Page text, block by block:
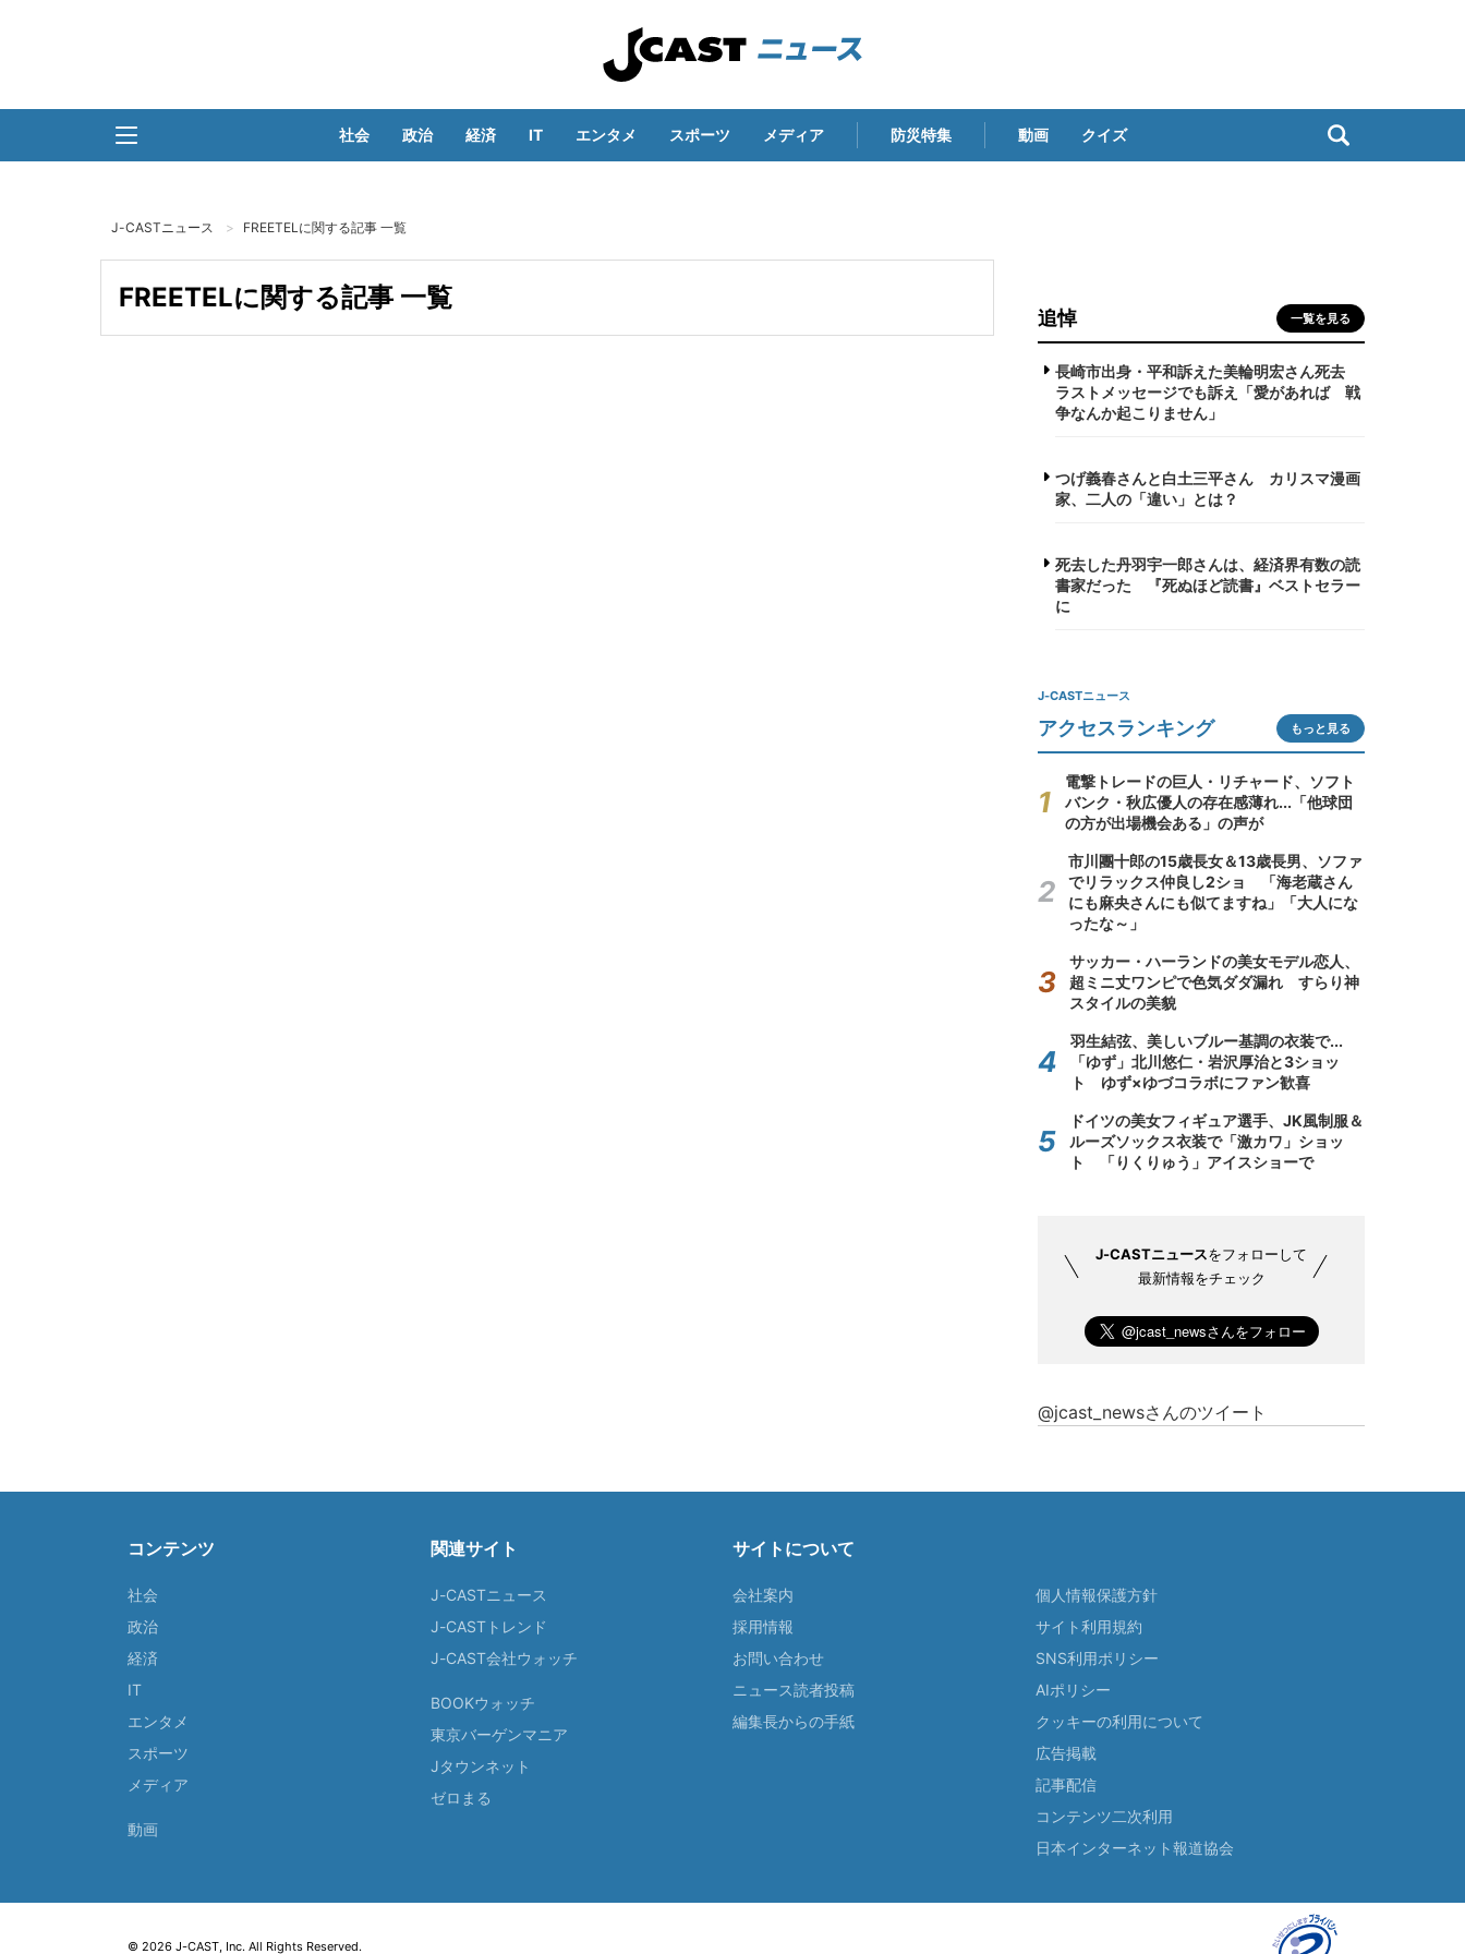
社会 政治 経済 IT エンタメ スポーツ メディア 防災特集 動画 クイズ
J-CASTニュース FREETELに関する記事 一覧
FREETELに関する記事 一覧
追悼 一覧を見る
長崎市出身・平和訴えた美輪明宏さん死去
ラストメッセージでも訴え「愛があれば 戦
争なんか起こりません」
つげ義春さんと白土三平さん カリスマ漫画
家、二人の「違い」とは？
死去した丹羽宇一郎さんは、経済界有数の読
書家だった 『死ぬほど読書』ベストセラー
に
J-CASTニュース
アクセスランキング もっと見る
電撃トレードの巨人・リチャード、ソフト
バンク・秋広優人の存在感薄れ...「他球団
の方が出場機会ある」の声が
市川團十郎の15歳長女＆13歳長男、ソファ
でリラックス仲良し2ショ 「海老蔵さん
にも麻央さんにも似てますね」「大人にな
ったな～」
サッカー・ハーランドの美女モデル恋人、
超ミニ丈ワンピで色気ダダ漏れ すらり神
スタイルの美貌
羽生結弦、美しいブルー基調の衣装で...
「ゆず」北川悠仁・岩沢厚治と3ショッ
ト ゆず×ゆづコラボにファン歓喜
ドイツの美女フィギュア選手、JK風制服＆
ルーズソックス衣装で「激カワ」ショッ
ト 「りくりゅう」アイスショーで
J-CASTニュースをフォローして
最新情報をチェック
@jcast_newsさんのツイート
コンテンツ
社会
政治
経済
IT
エンタメ
スポーツ
メディア
動画
関連サイト
J-CASTニュース
J-CASTトレンド
J-CAST会社ウォッチ
BOOKウォッチ
東京バーゲンマニア
Jタウンネット
ゼロまる
サイトについて
会社案内
採用情報
お問い合わせ
ニュース読者投稿
編集長からの手紙
個人情報保護方針
サイト利用規約
SNS利用ポリシー
AIポリシー
クッキーの利用について
広告掲載
記事配信
コンテンツ二次利用
日本インターネット報道協会
© 2026 J-CAST, Inc. All Rights Reserved.